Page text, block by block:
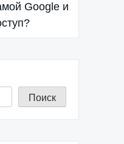
Google и
Поиск